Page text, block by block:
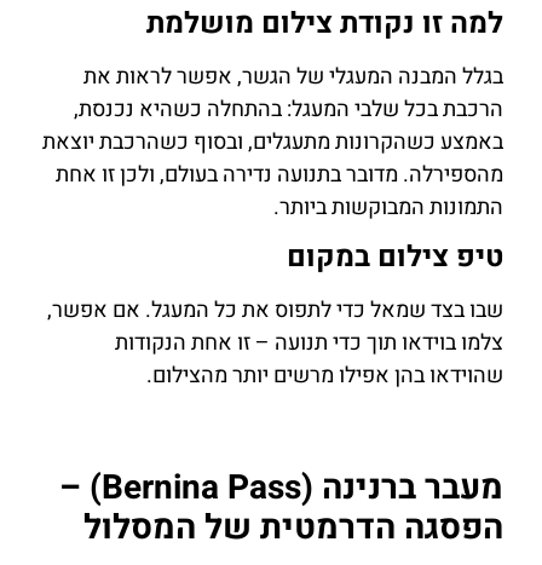
למה זו נקודת צילום מושלמת
בגלל המבנה המעגלי של הגשר, אפשר לראות את
הרכבת בכל שלבי המעגל: בהתחלה כשהיא נכנסת,
באמצע כשהקרונות מתעגלים, ובסוף כשהרכבת יוצאת
מהספירלה. מדובר בתנועה נדירה בעולם, ולכן זו אחת
התמונות המבוקשות ביותר.
טיפ צילום במקום
שבו בצד שמאל כדי לתפוס את כל המעגל. אם אפשר,
צלמו בוידאו תוך כדי תנועה – זו אחת הנקודות
שהוידאו בהן אפילו מרשים יותר מהצילום.
מעבר ברנינה (Bernina Pass) –
הפסגה הדרמטית של המסלול